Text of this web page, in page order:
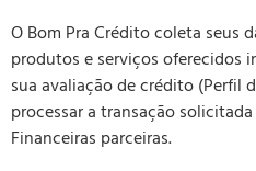
O Bom Pra Crédito coleta seus
produtos e serviços oferecidos
sua avaliação de crédito (Perfil
processar a transação
Financeiras parceiras.